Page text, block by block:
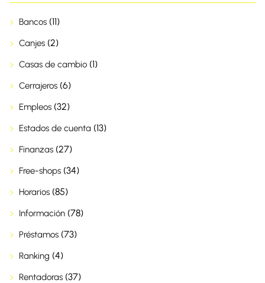
Bancos (11)
Canjes (2)
Casas de cambio (1)
Cerrajeros (6)
Empleos (32)
Estados de cuenta (13)
Finanzas (27)
Free-shops (34)
Horarios (85)
Información (78)
Préstamos (73)
Ranking (4)
Rentadoras (37)